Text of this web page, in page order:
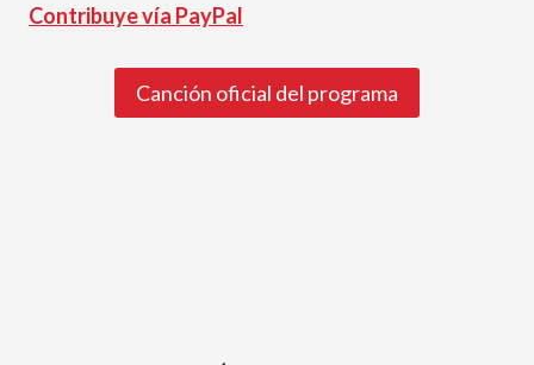
Contribuye vía PayPal
Canción oficial del programa